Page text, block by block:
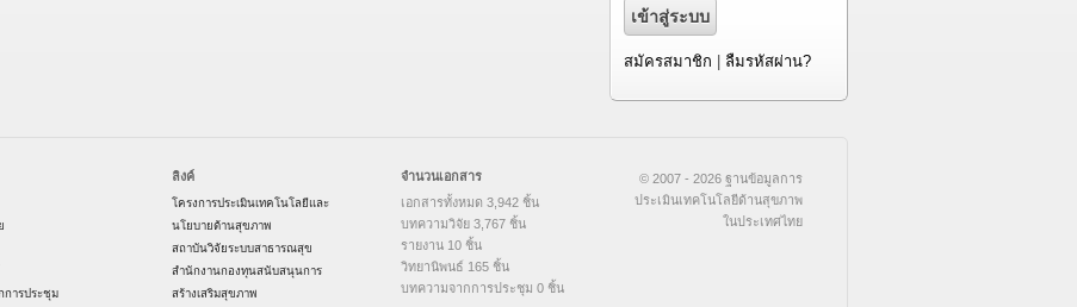
สมัครสมาชิก ลืมรหัสผ่าน?
การประชุม
ลิงค์
โครงการประเมินเทคโนโลยีและ
นโยบายด้านสุขภาพ
สถาบันวิจัยระบบสาธารณสุข
สำนักงานกองทุนสนับสนุนการ
สร้างเสริมสุขภาพ
จำนวนเอกสาร
เอกสารทั้งหมด 3,942 ชิ้น
บทความวิจัย 3,767 ชิ้น
รายงาน 10 ชิ้น
วิทยานิพนธ์ 165 ชิ้น
บทความจากการประชุม 0 ชิ้น
© 2007 - 2026 ฐานข้อมูลการ
ประเมินเทคโนโลยีด้านสุขภาพ
ในประเทศไทย